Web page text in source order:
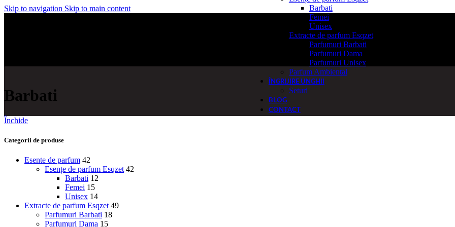
Skip to navigation Skip to main content
Barbati
Femei
Unisex
Extracte de parfum Esqzet
Parfumuri Barbati
Parfumuri Dama
Parfumuri Unisex
Parfum Ambiental
ÎNGRIJIRE UNGHII
Seturi
BLOG
CONTACT
Barbati
Închide
Categorii de produse
Esente de parfum 42
Esențe de parfum Esqzet 42
Barbati 12
Femei 15
Unisex 14
Extracte de parfum Esqzet 49
Parfumuri Barbati 18
Parfumuri Dama 15